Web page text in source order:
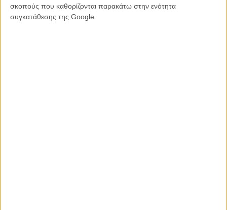
σκοπούς που καθορίζονται παρακάτω στην ενότητα
συγκατάθεσης της Google.
Η φετινή επιτροπή θα απονείμει, εκτός από τον Χρυσό Λέοντα, τον
Μεγάλο Αργυρό Λέοντα, το βραβείο σκηνοθεσίας, τα Κύπελλα Βόλπι